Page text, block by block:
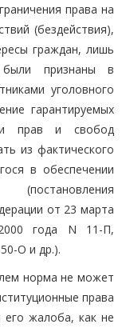
права на
(бездействия),
граждан, лишь
признаны в
уголовного
гарантируемых
прав и свобод
из фактического
в обеспечении
от 23 марта
года N 11-П,
О и др.).
норма не может
права
его жалоба, как не